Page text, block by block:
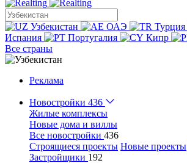
Узбекистан ОАЭ Турция
Испания
Португалия Кипр
Все страны
Реклама
Новостройки 436
Жилые комплексы
Новые дома и виллы
Все новостройки 436
Строящиеся проекты Новые проекты
Застройщики 192